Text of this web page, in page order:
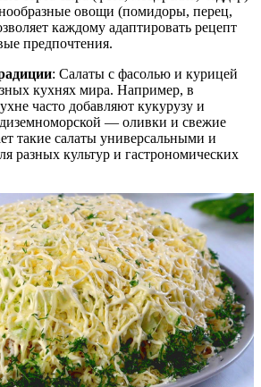
овощи (помидоры, перец,
каждому адаптировать рецепт
предпочтения.
: Салаты с фасолью и курицей
кухнях мира. Например, в
часто добавляют кукурузу и
— оливки и свежие
такие салаты универсальными и
разных культур и гастрономических